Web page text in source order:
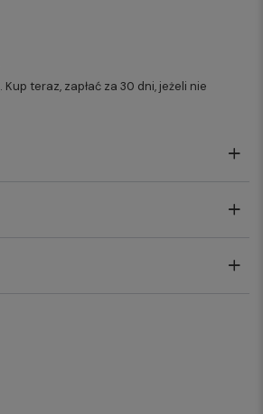
. Kup teraz, zapłać za 30 dni, jeżeli nie